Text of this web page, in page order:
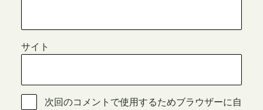
サイト
次回のコメントで使用するためブラウザーに自